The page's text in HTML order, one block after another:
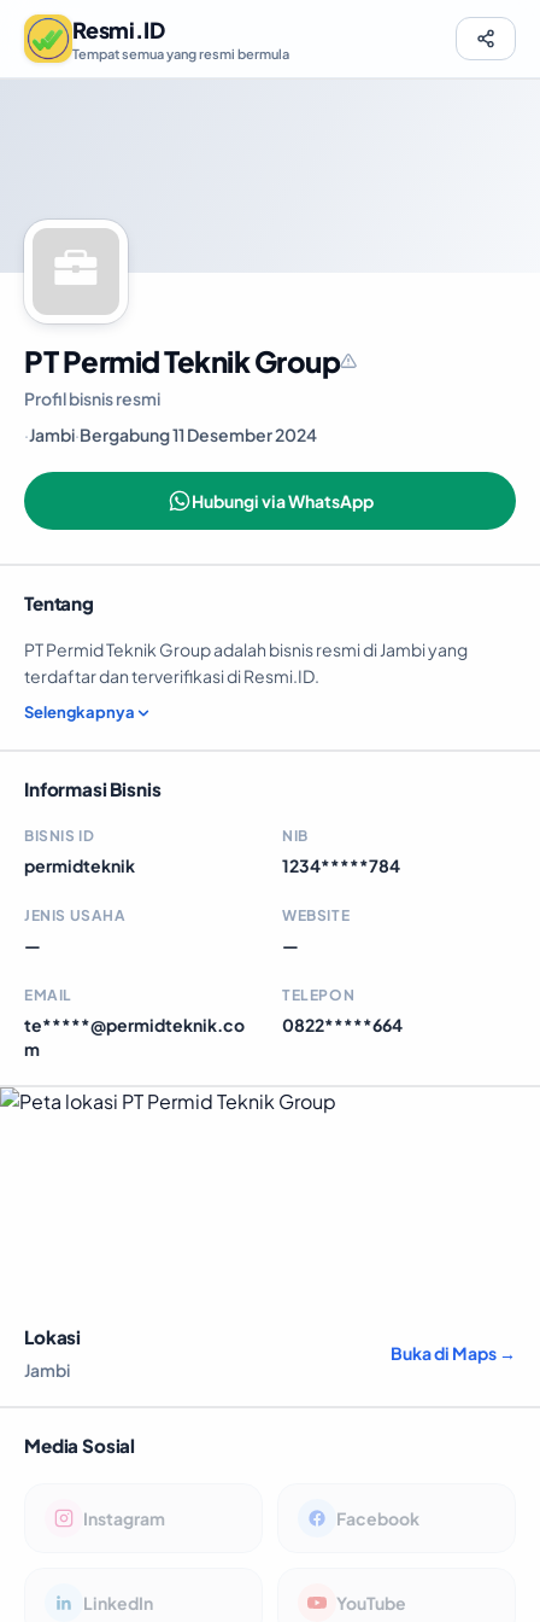
Resmi.ID
Tempat semua yang resmi bermula
PT Permid Teknik Group
Profil bisnis resmi
·Jambi·Bergabung 11 Desember 2024
Hubungi via WhatsApp
Tentang
PT Permid Teknik Group adalah bisnis resmi di Jambi yang
terdaftar dan terverifikasi di Resmi.ID.
Selengkapnya
Informasi Bisnis
BISNIS ID
permidteknik
NIB
1234*****784
JENIS USAHA
—
WEBSITE
—
EMAIL
te*****@permidteknik.co
m
TELEPON
0822*****664
Lokasi
Jambi
Buka di Maps →
Media Sosial
Instagram Facebook
LinkedIn YouTube